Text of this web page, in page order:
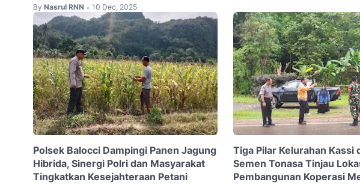
By Nasrul RNN • 10 Dec, 2025
Polsek Balocci Dampingi Panen Jagung
Hibrida, Sinergi Polri dan Masyarakat
Tingkatkan Kesejahteraan Petani
Tiga Pilar Kelurahan Kassi
Semen Tonasa Tinjau
Pembangunan Koperasi